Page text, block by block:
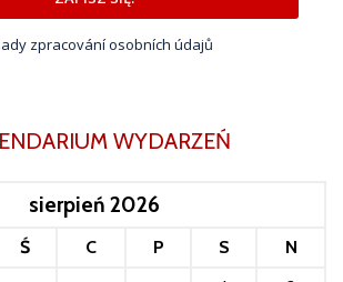
zpracování osobních údajů
WYDARZEŃ
sierpień 2026
Ś C P S
N